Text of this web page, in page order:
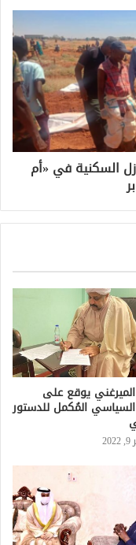
السكنية في «أم
يوقع على
السياسي المُكمل للدستور